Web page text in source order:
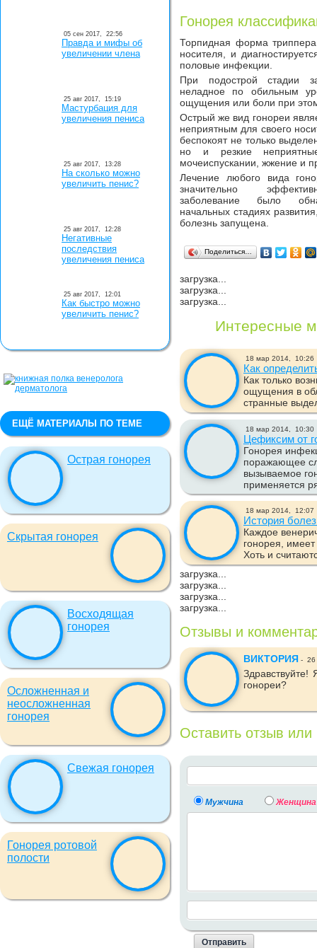
Гонорея
Торпидная форма
носителя, и
половые инфекции.
При подострой стадии
неладное по обильным
ощущения или боли при
Острый же вид гонореи
неприятным для своего
беспокоят не только
но и резкие
мочеиспускании, жжение и
Лечение любого вида
значительно
заболевание было
начальных стадиях
болезнь запущена.
Поделиться…
загрузка...
загрузка...
загрузка...
Интересные
18 мар 2014, 10:26
Как
Как только
ощущения в
странные
18 мар 2014, 10:30
Цефиксим от
Гонорея
поражающее
вызываемое
применяется
18 мар 2014, 12:07
История
Каждое
гонорея,
Хоть и
загрузка...
загрузка...
загрузка...
загрузка...
Отзывы и
ВИКТОРИЯ - 26
Здравствуйте!
гонореи?
Оставить отзыв
Мужчина Женщина
05 сен 2017, 22:56
Правда и мифы об
увеличении члена
25 авг 2017, 15:19
Мастурбация для
увеличения пениса
25 авг 2017, 13:28
На сколько можно
увеличить пенис?
25 авг 2017, 12:28
Негативные
последствия
увеличения пениса
25 авг 2017, 12:01
Как быстро можно
увеличить пенис?
ЕЩЁ МАТЕРИАЛЫ ПО ТЕМЕ
Острая гонорея
Скрытая гонорея
Восходящая
гонорея
Осложненная и
неосложненная
гонорея
Свежая гонорея
Гонорея ротовой
полости